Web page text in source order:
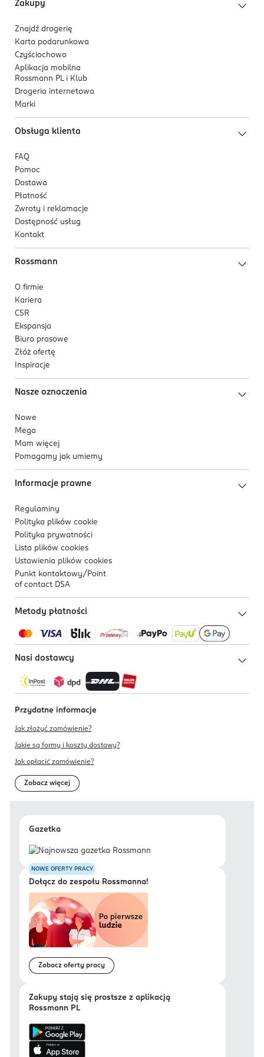
Zakupy
Znajdź drogerię
Karta podarunkowa
Czyściochowo
Aplikacja mobilna
Rossmann PL i Klub
Drogeria internetowa
Marki
Obsługa klienta
FAQ
Pomoc
Dostawa
Płatność
Zwroty i reklamacje
Dostępność usług
Kontakt
Rossmann
O firmie
Kariera
CSR
Ekspansja
Biuro prasowe
Złóż ofertę
Inspiracje
Nasze oznaczenia
Nowe
Mega
Mam więcej
Pomagamy jak umiemy
Informacje prawne
Regulaminy
Polityka plików cookie
Polityka prywatności
Lista plików cookies
Ustawienia plików cookies
Punkt kontaktowy/ Point
of contact DSA
Metody płatności
Nasi dostawcy
Przydatne informacje
Jak złożyć zamówienie?
Jakie są formy i koszty dostawy?
Jak opłacić zamówienie?
Zobacz więcej
Gazetka
NOWE OFERTY PRACY
Dołącz do zespołu Rossmanna!
Zobacz oferty pracy
Zakupy stają się prostsze z aplikacją
Rossmann PL